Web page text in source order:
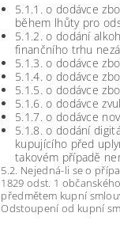
5.1.1. o dodávce
během lhůty pro
5.1.2. o dodání
finančního trhu
5.1.3. o dodávce
5.1.4. o dodávce
5.1.5. o dodávce
5.1.6. o dodávce
5.1.7. o dodávce
5.1.8. o dodání
kupujícího před
takovém případě
5.2. Nejedná-li se o
1829 odst. 1
předmětem kupní
Odstoupení od kupní